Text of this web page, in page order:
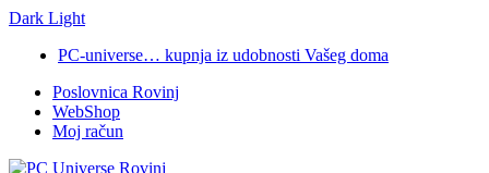
Dark Light
navigation
content
PC-universe… kupnja iz udobnosti Vašeg doma
Poslovnica Rovinj
WebShop
Moj račun